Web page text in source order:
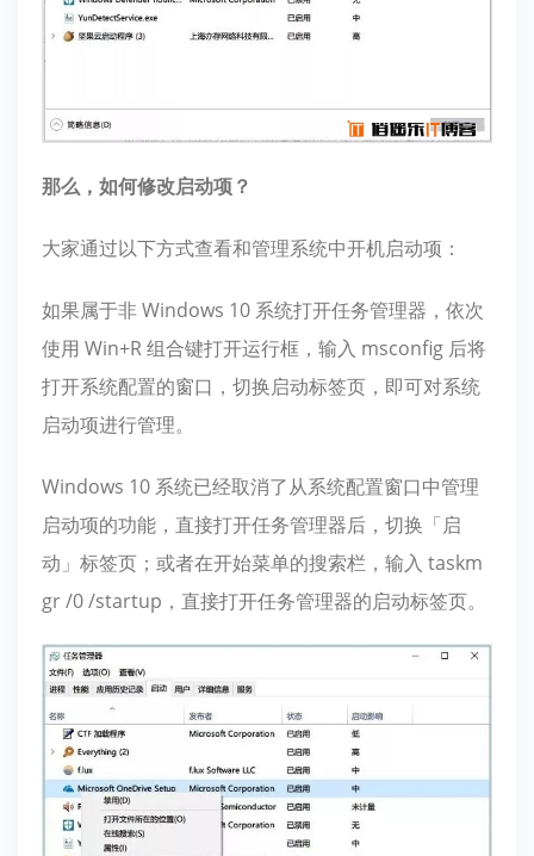
那么，如何修改启动项？
大家通过以下方式查看和管理系统中开机启动项：
如果属于非 Windows 10 系统打开任务管理器，依次
使用 Win+R 组合键打开运行框，输入 msconfig 后将
打开系统配置的窗口，切换启动标签页，即可对系统
启动项进行管理。
Windows 10 系统已经取消了从系统配置窗口中管理
启动项的功能，直接打开任务管理器后，切换「启
动」标签页；或者在开始菜单的搜索栏，输入 taskm
gr /0 /startup，直接打开任务管理器的启动标签页。